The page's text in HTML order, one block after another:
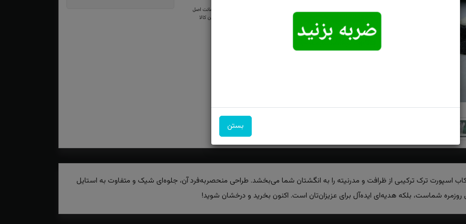
امکان تحویل
اکسپرس
امکان پرداخت
ضمانت اصل
بودن کالا
اسپورت ترک ترکیبی از ظرافت و مدرنیته را به انگشتان شما می‌بخشد. طراحی منحصر‌به‌فرد آن، جلوه‌ای شیک و متفاوت به استایل
شماست، بلکه هدیه‌ای ایده‌آل برای عزیزان‌تان است. اکنون بخرید و درخشان شوید!
بستن